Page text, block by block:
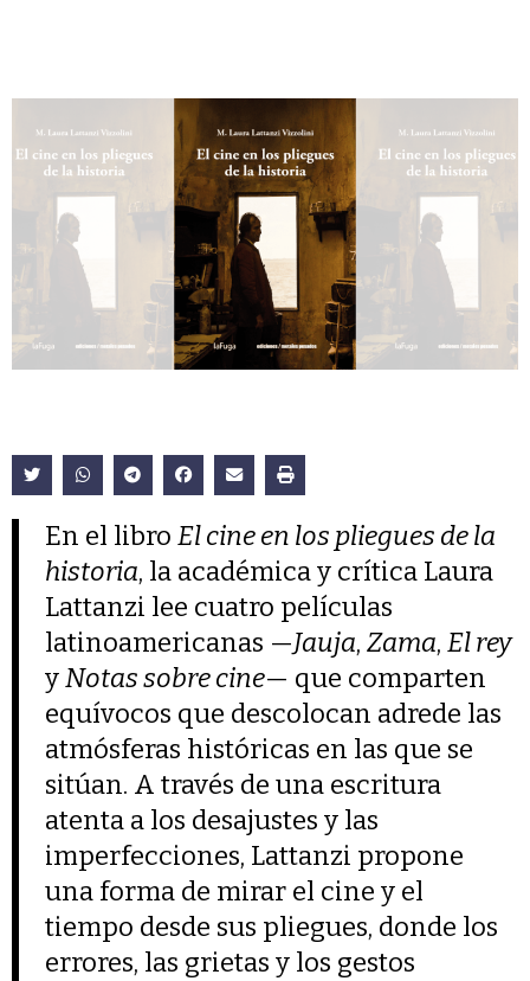
En el libroEl cine en los pliegues de la
historia, la académica y crítica Laura
Lattanzi lee cuatro películas
latinoamericanas —Jauja,Zama,El rey
yNotas sobre cine— que comparten
equívocos que descolocan adrede las
atmósferas históricas en las que se
sitúan. A través de una escritura
atenta a los desajustes y las
imperfecciones, Lattanzi propone
una forma de mirar el cine y el
tiempo desde sus pliegues, donde los
errores, las grietas y los gestos